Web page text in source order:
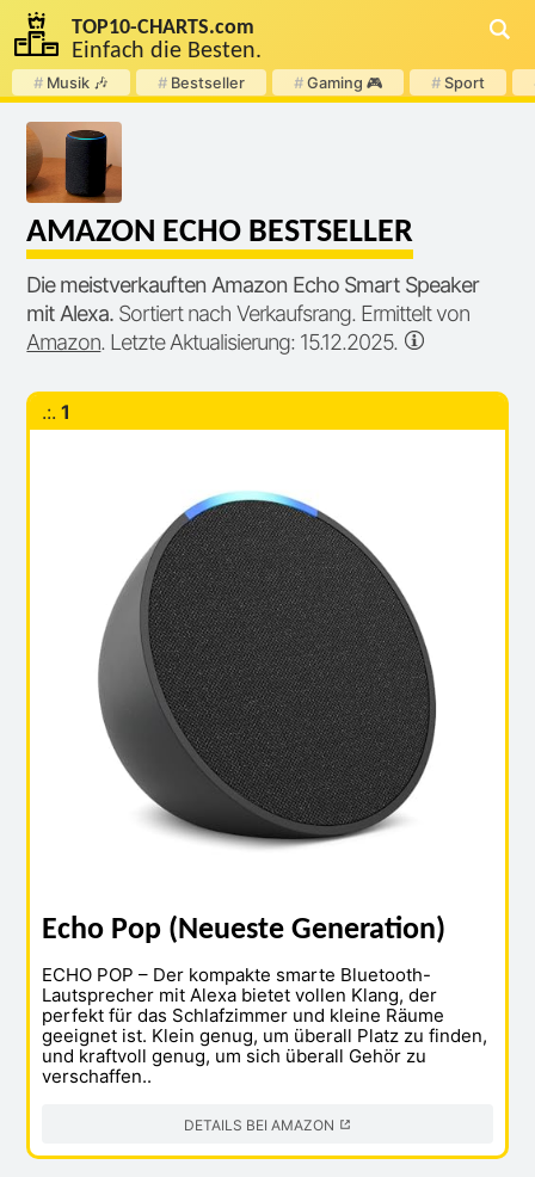
TOP10-CHARTS.com
Einfach die Besten.
# Musik 🎶 # Bestseller # Gaming 🎮 # Sport
AMAZON ECHO BESTSELLER
Die meistverkauften Amazon Echo Smart Speaker
mit Alexa. Sortiert nach Verkaufsrang. Ermittelt von
Amazon. Letzte Aktualisierung: 15.12.2025.
.:. 1
Echo Pop (Neueste Generation)
ECHO POP – Der kompakte smarte Bluetooth-
Lautsprecher mit Alexa bietet vollen Klang, der
perfekt für das Schlafzimmer und kleine Räume
geeignet ist. Klein genug, um überall Platz zu finden,
und kraftvoll genug, um sich überall Gehör zu
verschaffen..
DETAILS BEI AMAZON